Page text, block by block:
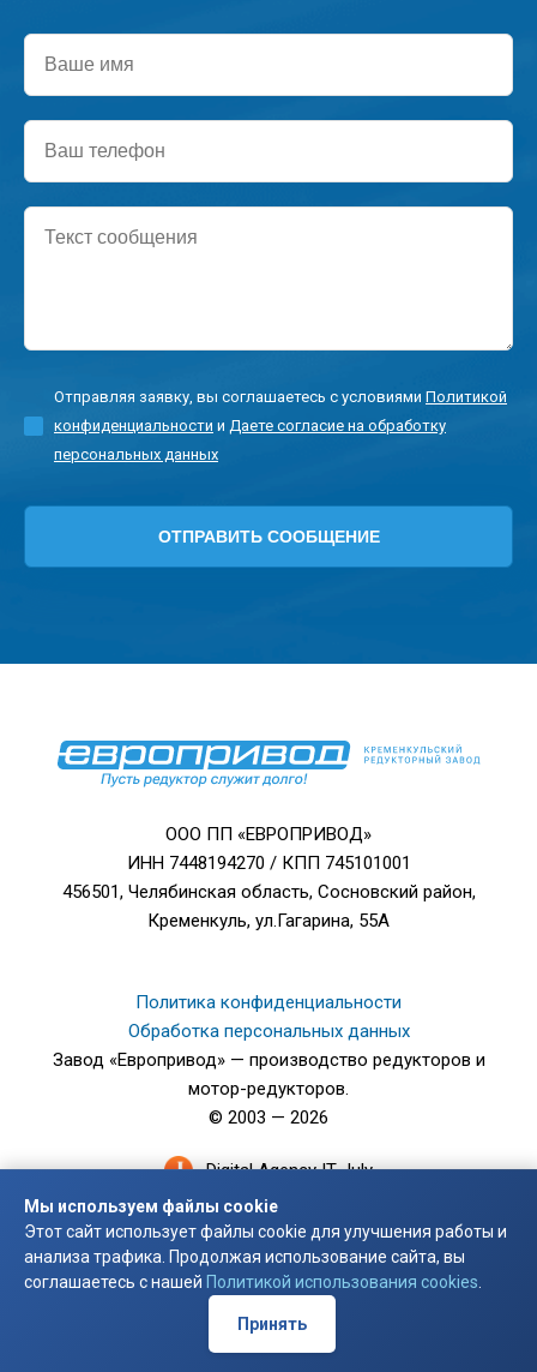
имя
телефон
сообщения
Отправляя заявку, вы соглашаетесь с условиями Политикой
конфиденциальности и Даете согласие на обработку
персональных данных
ООО ПП «ЕВРОПРИВОД»
ИНН 7448194270 / КПП 745101001
456501, Челябинская область, Сосновский район,
Кременкуль, ул.Гагарина, 55А
Политика конфиденциальности
Обработка персональных данных
Завод «Европривод» — производство редукторов и
мотор-редукторов.
© 2003 — 2026
Digital Agency IT-July
Мы используем файлы cookie
Этот сайт использует файлы cookie для улучшения работы и
анализа трафика. Продолжая использование сайта, вы
соглашаетесь с нашей Политикой использования cookies
Принять